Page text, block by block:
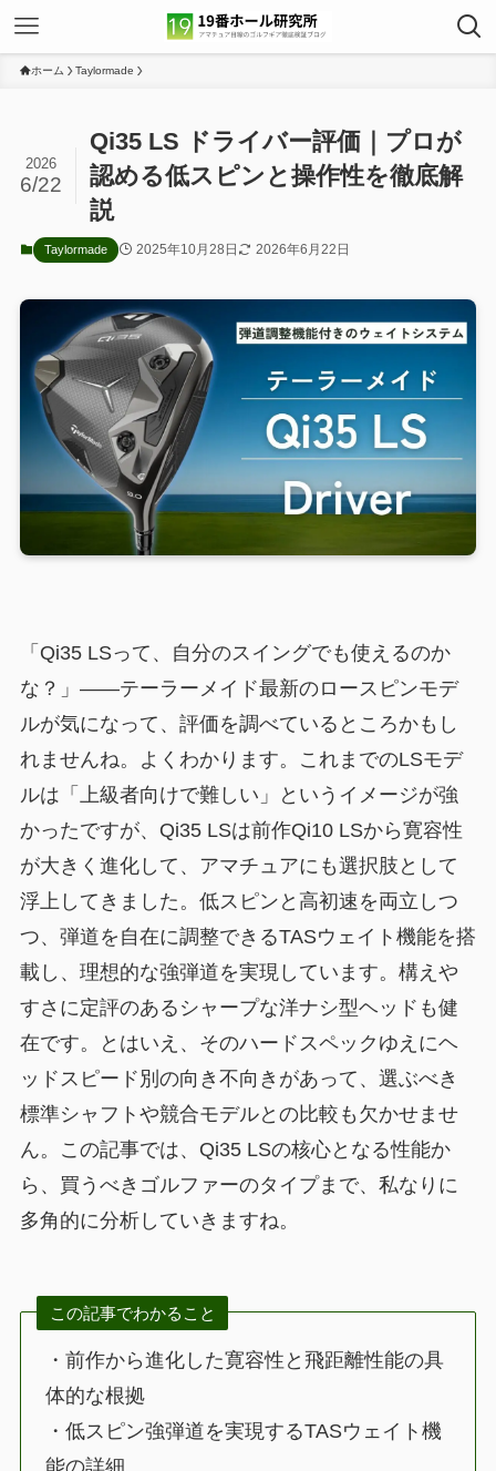
ホーム Taylormade
Qi35 LS ドライバー評価｜プロが
認める低スピンと操作性を徹底解
説
2026
6/22
Taylormade 2025年10月28日 2026年6月22日
「Qi35 LSって、自分のスイングでも使えるのか
な？」——テーラーメイド最新のロースピンモデ
ルが気になって、評価を調べているところかもし
れませんね。よくわかります。これまでのLSモデ
ルは「上級者向けで難しい」というイメージが強
かったですが、Qi35 LSは前作Qi10 LSから寛容性
が大きく進化して、アマチュアにも選択肢として
浮上してきました。低スピンと高初速を両立しつ
つ、弾道を自在に調整できるTASウェイト機能を搭
載し、理想的な強弾道を実現しています。構えや
すさに定評のあるシャープな洋ナシ型ヘッドも健
在です。とはいえ、そのハードスペックゆえにヘ
ッドスピード別の向き不向きがあって、選ぶべき
標準シャフトや競合モデルとの比較も欠かせませ
ん。この記事では、Qi35 LSの核心となる性能か
ら、買うべきゴルファーのタイプまで、私なりに
多角的に分析していきますね。
この記事でわかること
・前作から進化した寛容性と飛距離性能の具
体的な根拠
・低スピン強弾道を実現するTASウェイト機
能の詳細